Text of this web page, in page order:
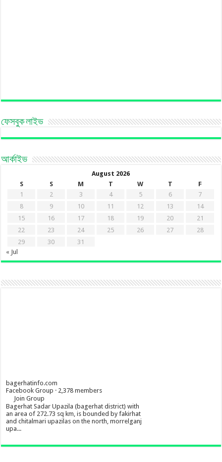
ফেসবুক লাইভ
আর্কাইভ
August 2026
S
S M T W T
F
1
2 3 4 5 6
7
8
9 10 11 12 13
14
15
16 17 18 19 20
21
22
23 24 25 26 27
28
29
30
31
« Jul
bagerhatinfo.com
Facebook Group · 2,378 members
Join Group
Bagerhat Sadar Upazila (bagerhat district) with
an area of 272.73 sq km, is bounded by fakirhat
and chitalmari upazilas on the north, morrelganj
upa...